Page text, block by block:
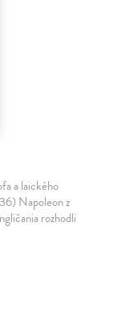
a laického
Napoleon z
rozhodli